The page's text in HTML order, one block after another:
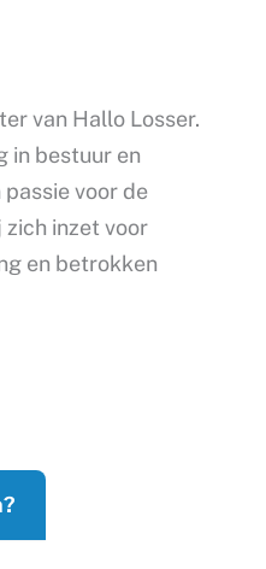
van Hallo Losser.
in bestuur en
voor de
zich inzet voor
en betrokken